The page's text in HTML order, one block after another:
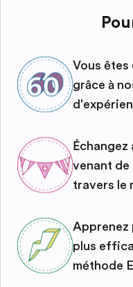
Vous êtes
grâce à
venant de
travers le
Apprenez
plus
méthode